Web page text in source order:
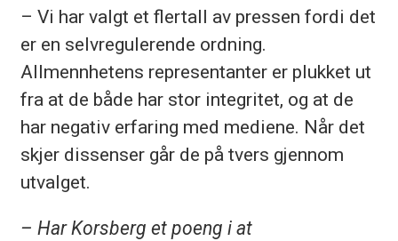
– Vi har valgt et flertall av pressen fordi det
er en selvregulerende ordning.
Allmennhetens representanter er plukket ut
fra at de både har stor integritet, og at de
har negativ erfaring med mediene. Når det
skjer dissenser går de på tvers gjennom
utvalget.
– Har Korsberg et poeng i at